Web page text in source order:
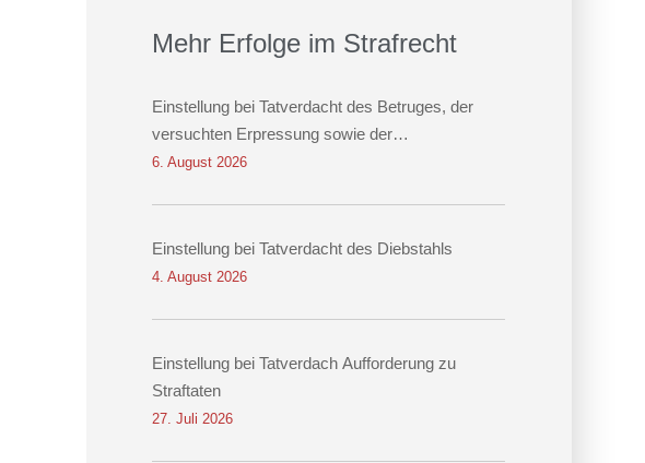
Mehr Erfolge im Strafrecht
Einstellung bei Tatverdacht des Betruges, der
versuchten Erpressung sowie der
Datenveränderung
6. August 2026
Einstellung bei Tatverdacht des Diebstahls
4. August 2026
Einstellung bei Tatverdach Aufforderung zu
Straftaten
27. Juli 2026